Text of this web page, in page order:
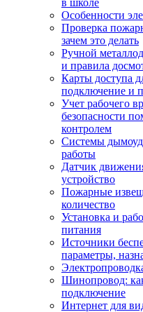
в школе
Особенности
Проверка
зачем это делать
Ручной
и правила
Карты доступа
подключение и
Учет рабочего
безопасности
контролем
Системы
работы
Датчик
устройство
Пожарные
количество
Установка и
питания
Источники
параметры,
Шинопровод:
подключение
Интернет для